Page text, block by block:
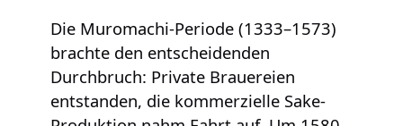
Die Muromachi-Periode (1333–1573)
brachte den entscheidenden
Durchbruch: Private Brauereien
entstanden, die kommerzielle Sake-